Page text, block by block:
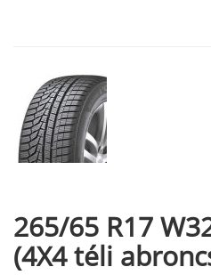
265/65 R17
(4X4 téli